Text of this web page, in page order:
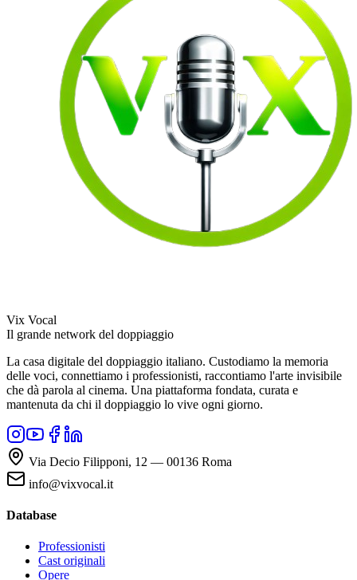
Vix Vocal
Il grande network del doppiaggio
La casa digitale del doppiaggio italiano. Custodiamo la memoria
delle voci, connettiamo i professionisti, raccontiamo l'arte invisibile
che dà parola al cinema. Una piattaforma fondata, curata e
mantenuta da chi il doppiaggio lo vive ogni giorno.
Via Decio Filipponi, 12 — 00136 Roma
info@vixvocal.it
Database
Professionisti
Cast originali
Opere